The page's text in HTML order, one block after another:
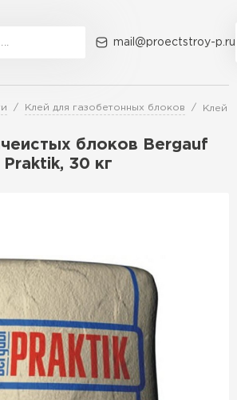
mail@proectstroy-p.ru
Клей для газобетонных блоков Клей
блоков Bergauf
Praktik, 30 кг
Акции О компании Контакты
СК
ПЕРЕЙТИ
(ЕвроАэроБетон)
Бонолит
Могилевский КСИ
Могилевский